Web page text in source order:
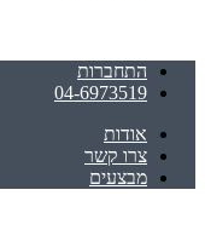
התחברות
04-6973519
אודות
צרו קשר
מבצעים